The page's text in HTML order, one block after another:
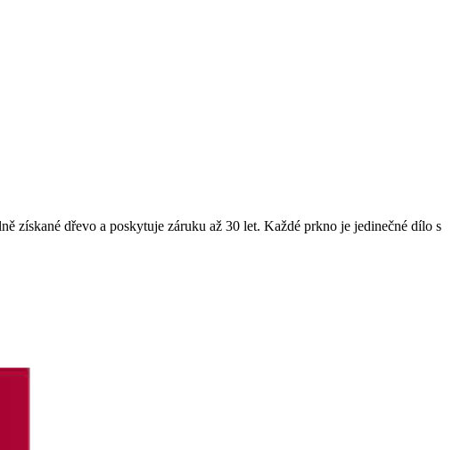
získané dřevo a poskytuje záruku až 30 let. Každé prkno je jedinečné dílo s